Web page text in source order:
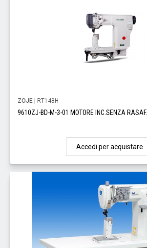
ZOJE | RT148H
9610ZJ-BD-M-3-01 MOTORE INC.SENZA RASAF.
Accedi per acquistare